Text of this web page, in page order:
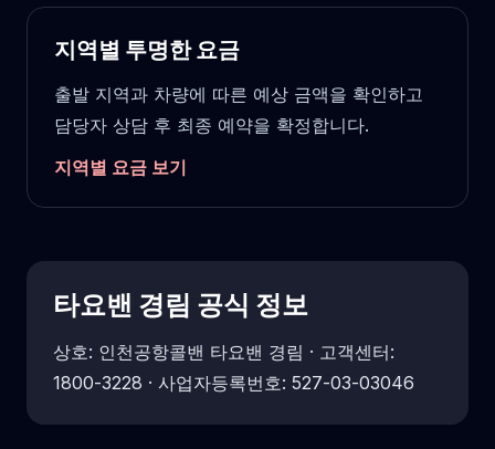
지역별 투명한 요금
출발 지역과 차량에 따른 예상 금액을 확인하고
담당자 상담 후 최종 예약을 확정합니다.
지역별 요금 보기
타요밴 경림 공식 정보
상호: 인천공항콜밴 타요밴 경림 · 고객센터:
1800-3228 · 사업자등록번호: 527-03-03046